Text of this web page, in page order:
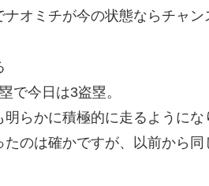
ナオミチが今の状態ならチャン
で今日は3盗塁。
らかに積極的に走るようにな
のは確かですが、以前から同